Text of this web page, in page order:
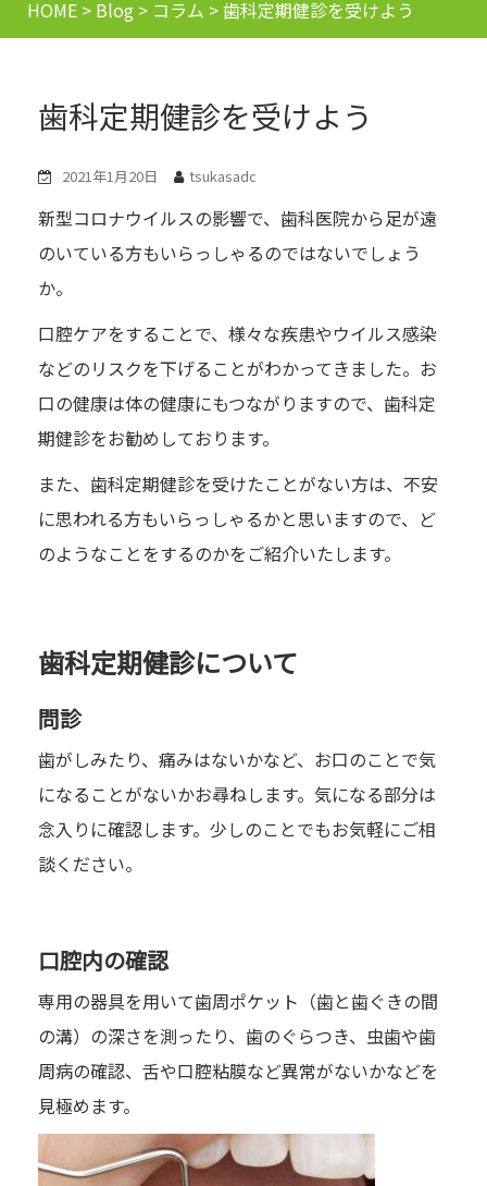
HOME > Blog > コラム >歯科定期健診を受けよう
歯科定期健診を受けよう
2021年1月20日 tsukasadc
新型コロナウイルスの影響で、歯科医院から足が遠
のいている方もいらっしゃるのではないでしょう
か。
口腔ケアをすることで、様々な疾患やウイルス感染
などのリスクを下げることがわかってきました。お
口の健康は体の健康にもつながりますので、歯科定
期健診をお勧めしております。
また、歯科定期健診を受けたことがない方は、不安
に思われる方もいらっしゃるかと思いますので、ど
のようなことをするのかをご紹介いたします。
歯科定期健診について
問診
歯がしみたり、痛みはないかなど、お口のことで気
になることがないかお尋ねします。気になる部分は
念入りに確認します。少しのことでもお気軽にご相
談ください。
口腔内の確認
専用の器具を用いて歯周ポケット（歯と歯ぐきの間
の溝）の深さを測ったり、歯のぐらつき、虫歯や歯
周病の確認、舌や口腔粘膜など異常がないかなどを
見極めます。